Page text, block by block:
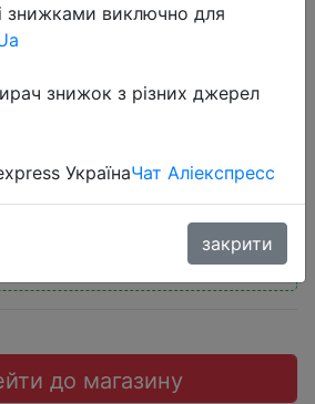
Trapping Food
$9.5
до магазину
знижками виключно для
знижок з різних джерел
УкраїнаЧат Аліекспресс
закрити